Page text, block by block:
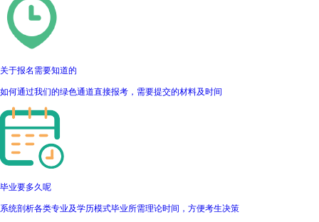
关于报名需要知道的
如何通过我们的绿色通道直接报考，需要提交的材料及时间
毕业要多久呢
系统剖析各类专业及学历模式毕业所需理论时间，方便考生决策